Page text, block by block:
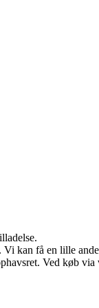
kan få en lille
Ved køb